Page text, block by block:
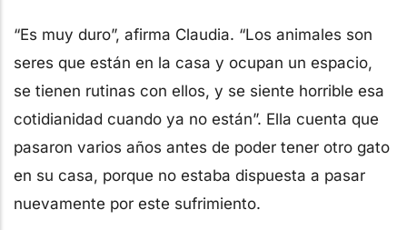
“Es muy duro”, afirma Claudia. “Los animales son
seres que están en la casa y ocupan un espacio,
se tienen rutinas con ellos, y se siente horrible esa
cotidianidad cuando ya no están”. Ella cuenta que
pasaron varios años antes de poder tener otro gato
en su casa, porque no estaba dispuesta a pasar
nuevamente por este sufrimiento.